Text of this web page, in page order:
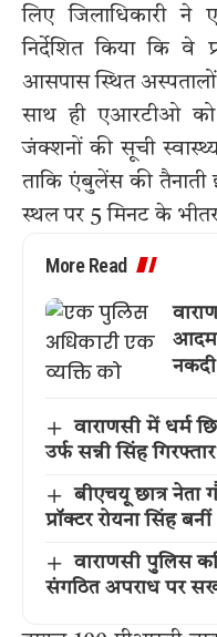
लिए जिलाधिकारी
निर्देशित किया कि वे
आसपास स्थित
साथ ही एआरटीओ को
जंक्शनों की सूची
ताकि एंबुलेंस की तैनाती
स्थल पर 5 मिनट के
More Read
नकदी
वाराणसी में धर्म
उर्फ सन्नी सिंह गिरफ्तार
बीएचयू छात्र नेता
प्रॉक्टर रोयना सिंह
वाराणसी पुलिस
संगठित अपराध पर